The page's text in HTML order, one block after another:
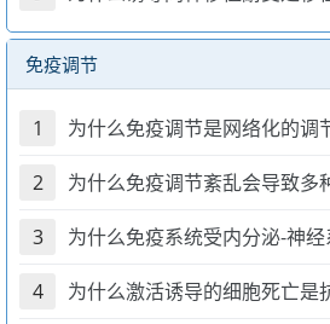
免疫调节
1 为什么免疫调节是网络化的调
2 为什么免疫调节紊乱会导致多
3 为什么免疫系统受内分泌-神经
4 为什么激活诱导的细胞死亡